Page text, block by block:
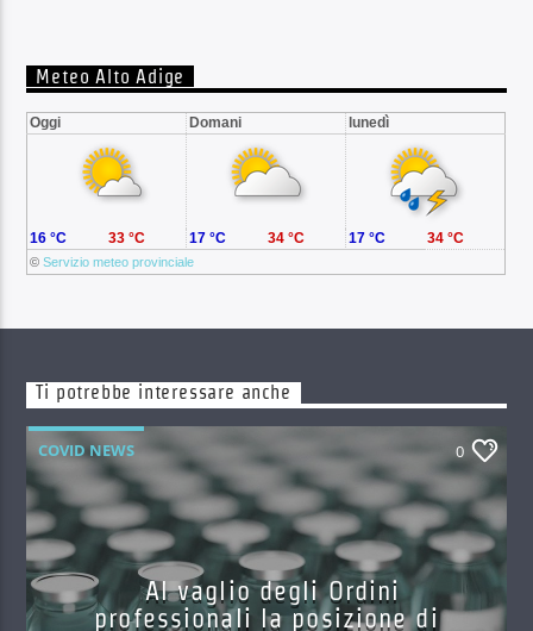
Meteo Alto Adige
Oggi Domani lunedì
©Servizio meteo provinciale
16 °C 33 °C 17 °C 34 °C 17 °C 34 °C
Ti potrebbe interessare anche
COVID NEWS 0
Al vaglio degli Ordini
professionali la posizione di